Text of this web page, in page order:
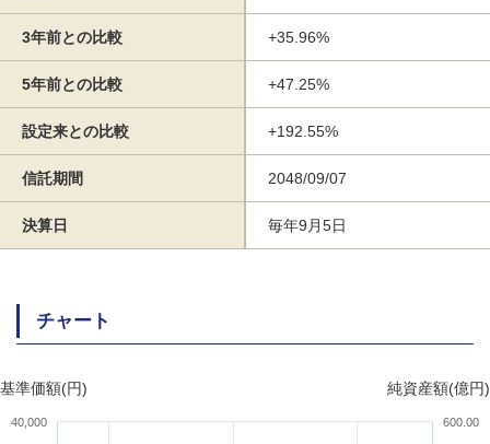
3年前との比較 +35.96%
5年前との比較 +47.25%
設定来との比較 +192.55%
信託期間 2048/09/07
決算日 毎年9月5日
チャート
基準価額(円) 純資産額(億円)
40,000 600.00